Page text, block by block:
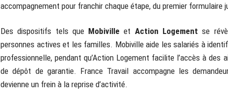
accompagnement pour franchir chaque étape, du premier formulaire
Des dispositifs tels que Mobiville et Action Logement se
personnes actives et les familles. Mobiville aide les salariés à
professionnelle, pendant qu’Action Logement facilite l’accès à des
de dépôt de garantie. France Travail accompagne les
devienne un frein à la reprise d’activité.